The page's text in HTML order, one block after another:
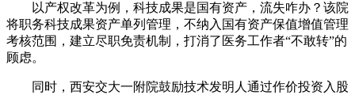
以产权改革为例，科技成果是国有资产，流失咋办？该院
将职务科技成果资产单列管理，不纳入国有资产保值增值管理
考核范围，建立尽职免责机制，打消了医务工作者“不敢转”的
顾虑。
同时，西安交大一附院鼓励技术发明人通过作价投资入股